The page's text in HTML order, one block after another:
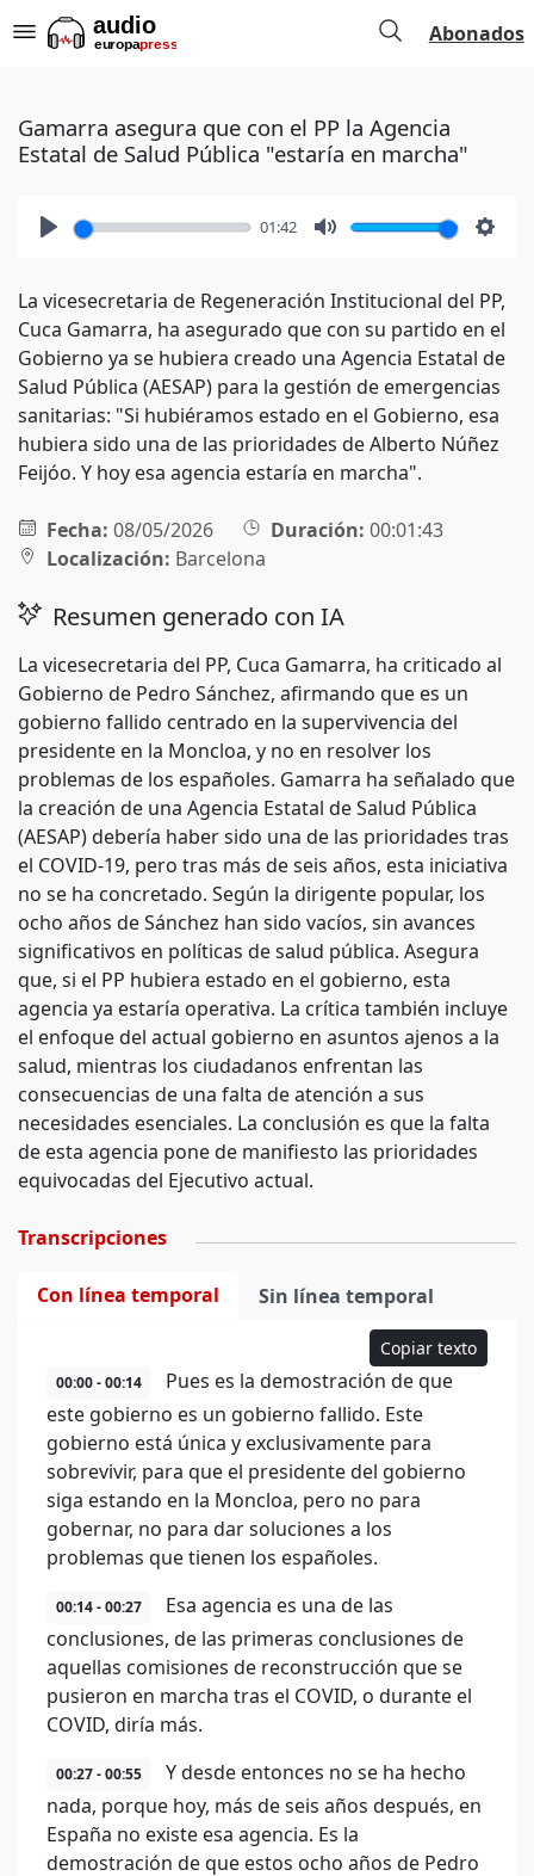
Abonados
Gamarra asegura que con el PP la Agencia
Estatal de Salud Pública "estaría en marcha"
01:42
La vicesecretaria de Regeneración Institucional del PP,
Cuca Gamarra, ha asegurado que con su partido en el
Gobierno ya se hubiera creado una Agencia Estatal de
Salud Pública (AESAP) para la gestión de emergencias
sanitarias: "Si hubiéramos estado en el Gobierno, esa
hubiera sido una de las prioridades de Alberto Núñez
Feijóo. Y hoy esa agencia estaría en marcha".
Fecha: 08/05/2026 Duración: 00:01:43
Localización: Barcelona
Resumen generado con IA
La vicesecretaria del PP, Cuca Gamarra, ha criticado al
Gobierno de Pedro Sánchez, afirmando que es un
gobierno fallido centrado en la supervivencia del
presidente en la Moncloa, y no en resolver los
problemas de los españoles. Gamarra ha señalado que
la creación de una Agencia Estatal de Salud Pública
(AESAP) debería haber sido una de las prioridades tras
el COVID-19, pero tras más de seis años, esta iniciativa
no se ha concretado. Según la dirigente popular, los
ocho años de Sánchez han sido vacíos, sin avances
significativos en políticas de salud pública. Asegura
que, si el PP hubiera estado en el gobierno, esta
agencia ya estaría operativa. La crítica también incluye
el enfoque del actual gobierno en asuntos ajenos a la
salud, mientras los ciudadanos enfrentan las
consecuencias de una falta de atención a sus
necesidades esenciales. La conclusión es que la falta
de esta agencia pone de manifiesto las prioridades
equivocadas del Ejecutivo actual.
Transcripciones
Con línea temporal Sin línea temporal
Copiar texto
00:00 - 00:14
Pues es la demostración de que
este gobierno es un gobierno fallido. Este
gobierno está única y exclusivamente para
sobrevivir, para que el presidente del gobierno
siga estando en la Moncloa, pero no para
gobernar, no para dar soluciones a los
problemas que tienen los españoles.
00:14 - 00:27
Esa agencia es una de las
conclusiones, de las primeras conclusiones de
aquellas comisiones de reconstrucción que se
pusieron en marcha tras el COVID, o durante el
COVID, diría más.
00:27 - 00:55
Y desde entonces no se ha hecho
nada, porque hoy, más de seis años después, en
España no existe esa agencia. Es la
demostración de que estos ocho años de Pedro